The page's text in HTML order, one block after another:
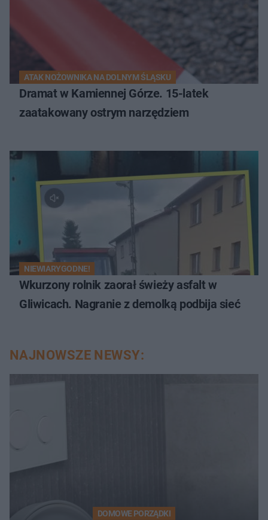
ATAK NOŻOWNIKA NA DOLNYM ŚLĄSKU
Dramat w Kamiennej Górze. 15-latek
zaatakowany ostrym narzędziem
NIEWIARYGODNE!
Wkurzony rolnik zaorał świeży asfalt w
Gliwicach. Nagranie z demolką podbija sieć
NAJNOWSZE NEWSY:
DOMOWE PORZĄDKI